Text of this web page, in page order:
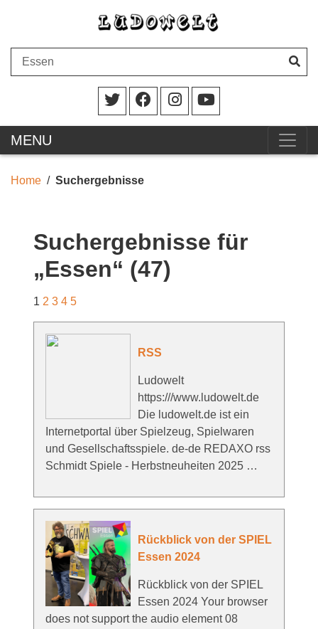
MENU
Home Suchergebnisse
Suchergebnisse für
„Essen“ (47)
1 2 3 4 5
RSS
Ludowelt
https:///www.ludowelt.de
Die ludowelt.de ist ein
Internetportal über Spielzeug, Spielwaren
und Gesellschaftsspiele. de-de REDAXO rss
Schmidt Spiele - Herbstneuheiten 2025 …
Rückblick von der SPIEL
Essen 2024
Rückblick von der SPIEL
Essen 2024 Your browser
does not support the audio element 08